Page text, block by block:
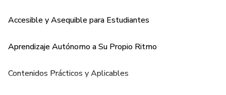
Accesible y Asequible para Estudiantes
Aprendizaje Autónomo a Su Propio Ritmo
Contenidos Prácticos y Aplicables